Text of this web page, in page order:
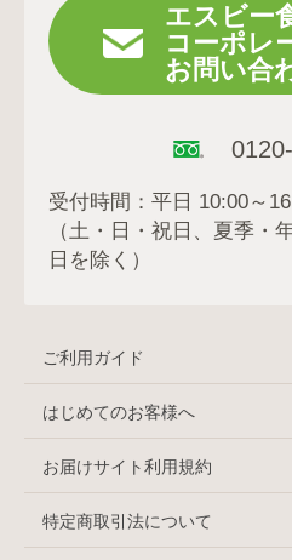
エスビー
コーポレ
お問い合
受付時間：平日 10:00～
（土・日・祝日、夏季・
日を除く）
ご利用ガイド
はじめてのお客様へ
お届けサイト利用規約
特定商取引法について